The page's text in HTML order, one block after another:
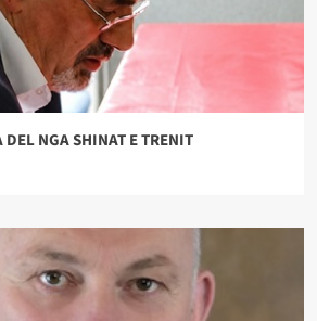
NGA SHINAT E TRENIT